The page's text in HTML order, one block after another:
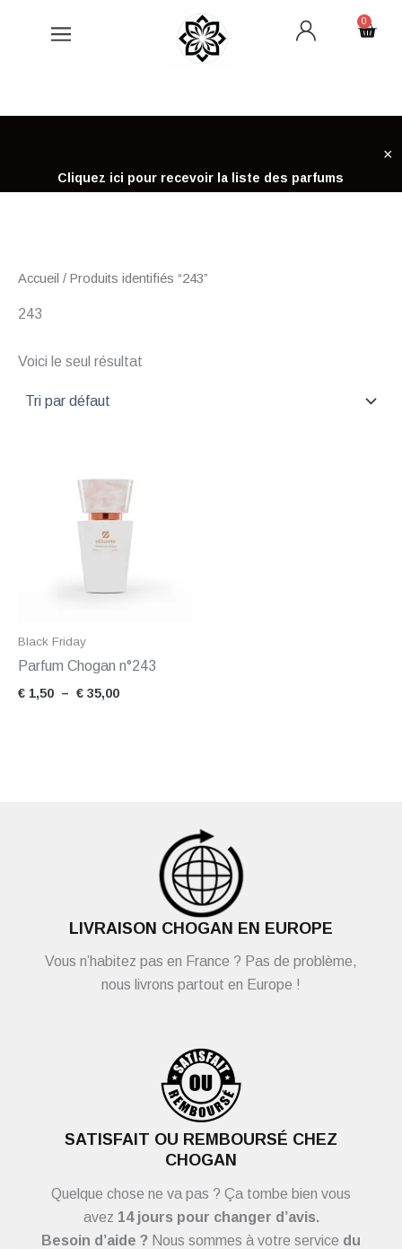
0
Cart
Cliquez ici pour recevoir la liste des parfums
×
Accueil / Produits identifiés “243”
243
Voici le seul résultat
Black Friday
Parfum Chogan n°243
€ 1,50 – € 35,00
prix :
€ 1,50
à
LIVRAISON CHOGAN EN EUROPE
Vous n’habitez pas en France ? Pas de problème,
nous livrons partout en Europe !
SATISFAIT OU REMBOURSÉ CHEZ
CHOGAN
Quelque chose ne va pas ? Ça tombe bien vous
avez 14 jours pour changer d’avis.
Besoin d’aide ? Nous sommes à votre service du